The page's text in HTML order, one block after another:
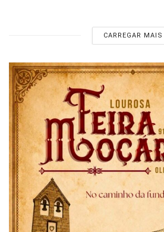
CARREGAR MAIS